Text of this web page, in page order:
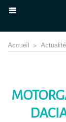
Accueil >